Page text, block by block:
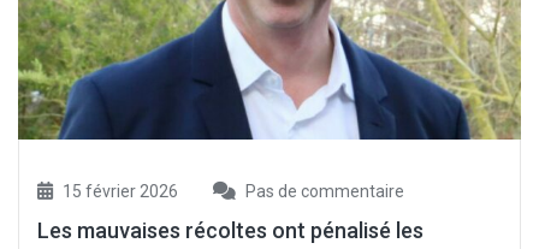
15 février 2026 Pas de commentaire
Les mauvaises récoltes ont pénalisé les